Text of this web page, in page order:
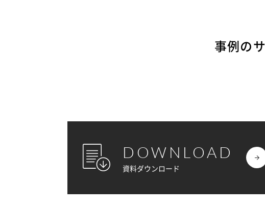
事例の
DOWNLOAD
資料ダウンロード